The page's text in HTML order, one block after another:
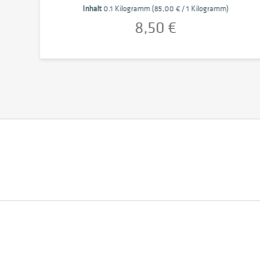
Inhalt0.1 Kilogramm(85,00 € / 1 Kilogramm)
8,50 €